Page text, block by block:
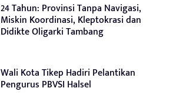
24 Tahun: Provinsi Tanpa Navigasi,
Miskin Koordinasi, Kleptokrasi dan
Didikte Oligarki Tambang
Wali Kota Tikep Hadiri Pelantikan
Pengurus PBVSI Halsel